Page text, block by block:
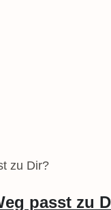
passt zu